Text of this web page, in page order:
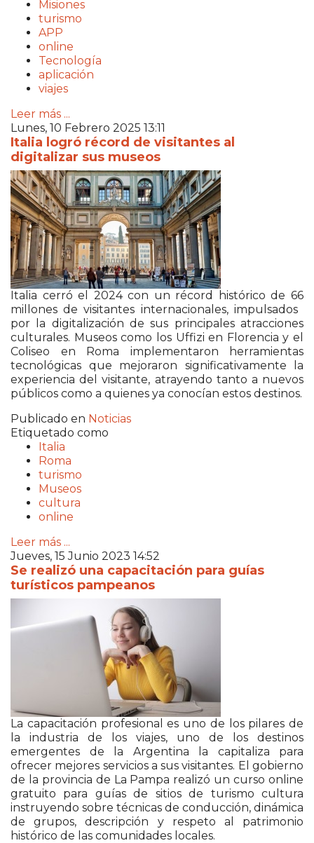
Misiones
turismo
APP
online
Tecnología
aplicación
viajes
Leer más ...
Lunes, 10 Febrero 2025 13:11
Italia logró récord de visitantes al
digitalizar sus museos
Italia cerró el 2024 con un récord histórico de 66
millones de visitantes internacionales, impulsados ​​
por la digitalización de sus principales atracciones
culturales. Museos como los Uffizi en Florencia y el
Coliseo en Roma implementaron herramientas
tecnológicas que mejoraron significativamente la
experiencia del visitante, atrayendo tanto a nuevos
públicos como a quienes ya conocían estos destinos.
Publicado en Noticias
Etiquetado como
Italia
Roma
turismo
Museos
cultura
online
Leer más ...
Jueves, 15 Junio 2023 14:52
Se realizó una capacitación para guías
turísticos pampeanos
La capacitación profesional es uno de los pilares de
la industria de los viajes, uno de los destinos
emergentes de la Argentina la capitaliza para
ofrecer mejores servicios a sus visitantes. El gobierno
de la provincia de La Pampa realizó un curso online
gratuito para guías de sitios de turismo cultura
instruyendo sobre técnicas de conducción, dinámica
de grupos, descripción y respeto al patrimonio
histórico de las comunidades locales.